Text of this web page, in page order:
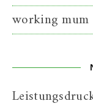
working mum